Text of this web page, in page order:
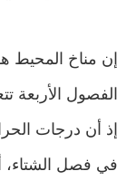
إن مناخ المحيط
الفصول الأربعة
إذ أن درجات
في فصل الشتاء،